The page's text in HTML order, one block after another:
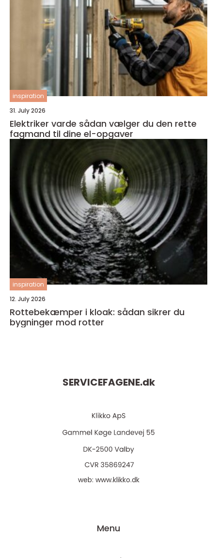
inspiration
31. July 2026
Elektriker varde sådan vælger du den rette
fagmand til dine el-opgaver
inspiration
12. July 2026
Rottebekæmper i kloak: sådan sikrer du
bygninger mod rotter
SERVICEFAGENE.dk
web: www.klikko.dk
Menu